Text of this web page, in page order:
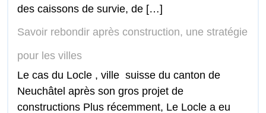
des caissons de survie, de […]
Savoir rebondir après construction, une stratégie
pour les villes
Le cas du Locle , ville suisse du canton de
Neuchâtel après son gros projet de
constructions Plus récemment, Le Locle a eu